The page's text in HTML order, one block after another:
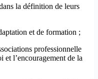
la définition de leurs
et de formation ;
professionnelle
et l’encouragement de la